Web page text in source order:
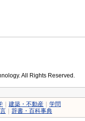
All Rights Reserved.
建築・不動産
学問
辞書・百科事典